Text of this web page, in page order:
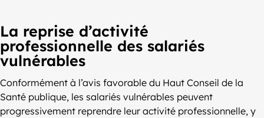
La reprise d’activité
professionnelle des salariés
vulnérables
Conformément à l’avis favorable du Haut Conseil de la
Santé publique, les salariés vulnérables peuvent
progressivement reprendre leur activité professionnelle, y